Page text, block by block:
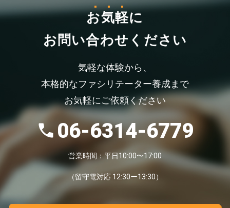
お気軽に
お問い合わせください
気軽な体験から、
本格的なファシリテーター養成まで
お気軽にご依頼ください
06-6314-6779
営業時間：平日10:00〜17:00
（留守電対応 12:30ー13:30）